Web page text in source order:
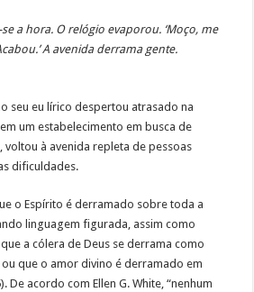
a hora. O relógio evaporou. ‘Moço, me
A avenida derrama gente.
seu eu lírico despertou atrasado na
um estabelecimento em busca de
voltou à avenida repleta de pessoas
dificuldades.
o Espírito é derramado sobre toda a
linguagem figurada, assim como
a cólera de Deus se derrama como
que o amor divino é derramado em
De acordo com Ellen G. White, “nenhum